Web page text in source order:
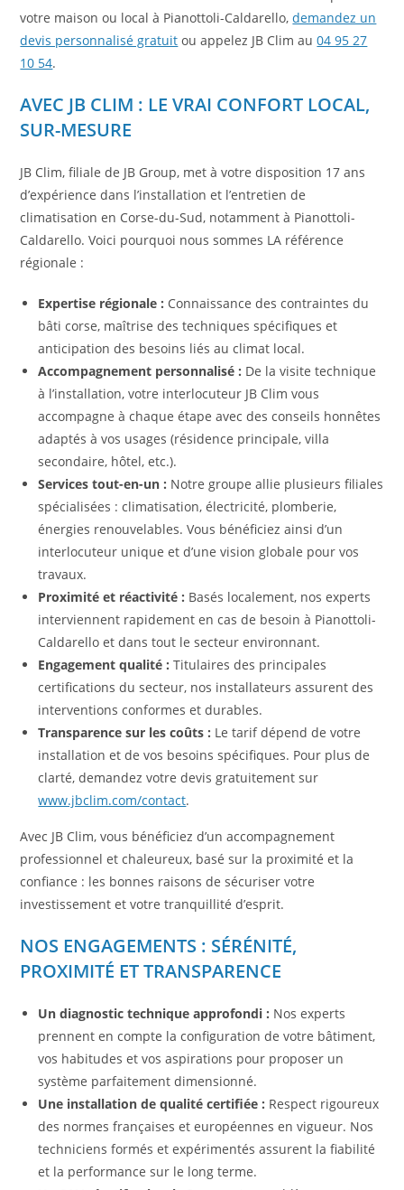
votre maison ou local à Pianottoli-Caldarello,demandez un
devis personnalisé gratuit ou appelez JB Clim au04 95 27
10 54.
AVEC JB CLIM : LE VRAI CONFORT LOCAL,
SUR-MESURE
JB Clim, filiale de JB Group, met à votre disposition 17 ans
d’expérience dans l’installation et l’entretien de
climatisation en Corse-du-Sud, notamment à Pianottoli-
Caldarello. Voici pourquoi nous sommes LA référence
régionale :
Expertise régionale : Connaissance des contraintes du
bâti corse, maîtrise des techniques spécifiques et
anticipation des besoins liés au climat local.
Accompagnement personnalisé : De la visite technique
à l’installation, votre interlocuteur JB Clim vous
accompagne à chaque étape avec des conseils honnêtes
adaptés à vos usages (résidence principale, villa
secondaire, hôtel, etc.).
Services tout-en-un : Notre groupe allie plusieurs filiales
spécialisées : climatisation, électricité, plomberie,
énergies renouvelables. Vous bénéficiez ainsi d’un
interlocuteur unique et d’une vision globale pour vos
travaux.
Proximité et réactivité : Basés localement, nos experts
interviennent rapidement en cas de besoin à Pianottoli-
Caldarello et dans tout le secteur environnant.
Engagement qualité : Titulaires des principales
certifications du secteur, nos installateurs assurent des
interventions conformes et durables.
Transparence sur les coûts : Le tarif dépend de votre
installation et de vos besoins spécifiques. Pour plus de
clarté, demandez votre devis gratuitement sur
www.jbclim.com/contact.
Avec JB Clim, vous bénéficiez d’un accompagnement
professionnel et chaleureux, basé sur la proximité et la
confiance : les bonnes raisons de sécuriser votre
investissement et votre tranquillité d’esprit.
NOS ENGAGEMENTS : SÉRÉNITÉ,
PROXIMITÉ ET TRANSPARENCE
Un diagnostic technique approfondi : Nos experts
prennent en compte la configuration de votre bâtiment,
vos habitudes et vos aspirations pour proposer un
système parfaitement dimensionné.
Une installation de qualité certifiée : Respect rigoureux
des normes françaises et européennes en vigueur. Nos
techniciens formés et expérimentés assurent la fiabilité
et la performance sur le long terme.